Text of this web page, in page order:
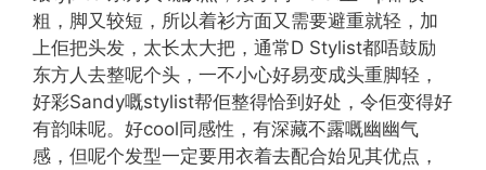
粗，脚又较短，所以着衫方面又需要避重就轻，加
上佢把头发，太长太大把，通常D Stylist都唔鼓励
东方人去整呢个头，一不小心好易变成头重脚轻，
好彩Sandy嘅stylist帮佢整得恰到好处，令佢变得好
有韵味呢。好cool同感性，有深藏不露嘅幽幽气
感，但呢个发型一定要用衣着去配合始见其优点，